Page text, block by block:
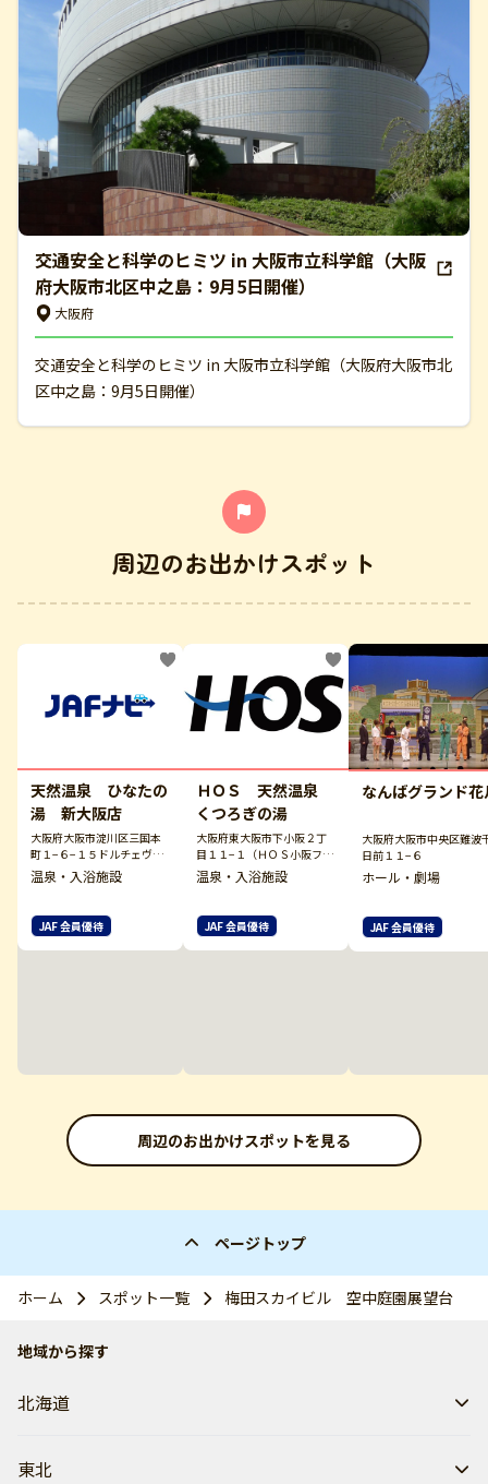
交通安全と科学のヒミツ in 大阪市立科学館（大阪
府大阪市北区中之島：9月5日開催）
大阪府
交通安全と科学のヒミツ in 大阪市立科学館（大阪府大阪市北
区中之島：9月5日開催）
周辺のお出かけスポット
天然温泉 ひなたの
湯 新大阪店
大阪府大阪市淀川区三国本
町１−６−１５ドルチェヴィ
ータ新大阪９Ｆ
温泉・入浴施設
JAF 会員優待
ＨＯＳ 天然温泉
くつろぎの湯
大阪府東大阪市下小阪２丁
目１１−１（ＨＯＳ小阪フィ
ットネスクラブ内）
温泉・入浴施設
JAF 会員優待
なんばグランド花
大阪府大阪市中央区難波
日前１１−６
ホール・劇場
JAF 会員優待
周辺のお出かけスポットを見る
ページトップ
ホーム スポット一覧 梅田スカイビル 空中庭園展望台
地域から探す
北海道
東北